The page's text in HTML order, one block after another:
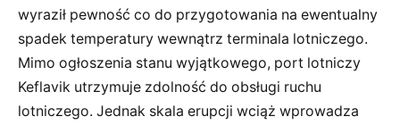
wyraził pewność co do przygotowania na ewentualny
spadek temperatury wewnątrz terminala lotniczego.
Mimo ogłoszenia stanu wyjątkowego, port lotniczy
Keflavik utrzymuje zdolność do obsługi ruchu
lotniczego. Jednak skala erupcji wciąż wprowadza